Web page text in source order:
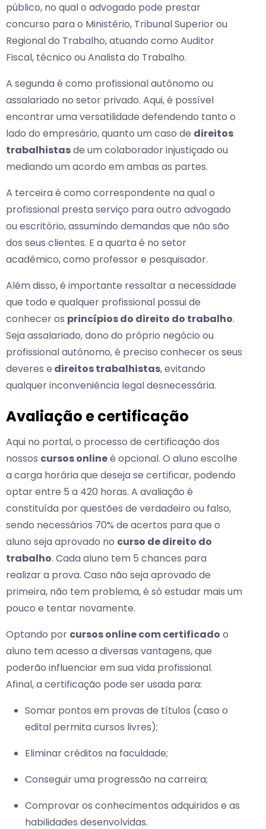
público, no qual o advogado pode prestar
concurso para o Ministério, Tribunal Superior ou
Regional do Trabalho, atuando como Auditor
Fiscal, técnico ou Analista do Trabalho.
A segunda é como profissional autônomo ou
assalariado no setor privado. Aqui, é possível
encontrar uma versatilidade defendendo tanto o
lado do empresário, quanto um caso de direitos
trabalhistasde um colaborador injustiçado ou
mediando um acordo em ambas as partes.
A terceira é como correspondente na qual o
profissional presta serviço para outro advogado
ou escritório, assumindo demandas que não são
dos seus clientes. E a quarta é no setor
acadêmico, como professor e pesquisador.
Além disso, é importante ressaltar a necessidade
que todo e qualquer profissional possui de
conhecer os princípios do direito do trabalho.
Seja assalariado, dono do próprio negócio ou
profissional autônomo, é preciso conhecer os seus
deveres e direitos trabalhistas, evitando
qualquer inconveniência legal desnecessária.
Avaliação e certificação
Aqui no portal, o processo de certificação dos
nossos cursos onlineé opcional. O aluno escolhe
a carga horária que deseja se certificar, podendo
optar entre 5 a 420 horas. A avaliação é
constituída por questões de verdadeiro ou falso,
sendo necessários 70% de acertos para que o
aluno seja aprovado no curso de direito do
trabalho. Cada aluno tem 5 chances para
realizar a prova. Caso não seja aprovado de
primeira, não tem problema, é só estudar mais um
pouco e tentar novamente.
Optando por cursos online com certificado o
aluno tem acesso a diversas vantagens, que
poderão influenciar em sua vida profissional.
Afinal, a certificação pode ser usada para:
Somar pontos em provas de títulos (caso o
edital permita cursos livres);
Eliminar créditos na faculdade;
Conseguir uma progressão na carreira;
Comprovar os conhecimentos adquiridos e as
habilidades desenvolvidas.